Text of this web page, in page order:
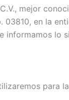
mejor
en la
informamos lo
para